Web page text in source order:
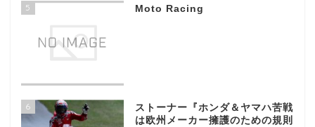
5 Moto Racing
6
ストーナー『ホンダ＆ヤマハ苦戦
は欧州メーカー擁護のための規則